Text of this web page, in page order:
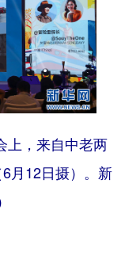
，来自中老两
月12日摄）。新